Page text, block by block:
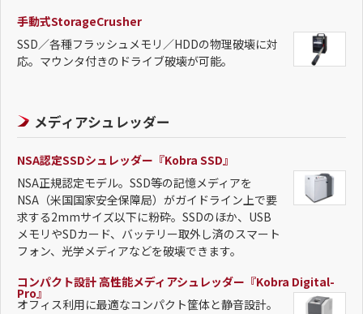
手動式StorageCrusher
SSD／各種フラッシュメモリ／HDDの物理破壊に対
応。マウンタ付きのドライブ破壊が可能。
メディアシュレッダー
NSA認定SSDシュレッダー『Kobra SSD』
NSA正規認定モデル。SSD等の記憶メディアを
NSA（米国国家安全保障局）がガイドライン上で要
求する2mmサイズ以下に粉砕。SSDのほか、USB
メモリやSDカード、バッテリー取外し済のスマート
フォン、光学メディアなどを破壊できます。
コンパクト設計 高性能メディアシュレッダー『Kobra Digital-
Pro』
オフィス利用に最適なコンパクト筐体と静音設計。